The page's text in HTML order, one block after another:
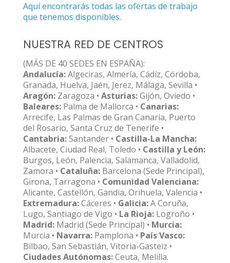
Aquí encontrarás todas las ofertas de trabajo
que tenemos disponibles.
NUESTRA RED DE CENTROS
(MÁS DE 40 SEDES EN ESPAÑA):
Andalucía:Algeciras, Almería, Cádiz, Córdoba,
Granada, Huelva, Jaén, Jerez, Málaga, Sevilla •
Aragón: Zaragoza • Asturias:Gijón, Oviedo •
Baleares: Palma de Mallorca • Canarias:
Arrecife, Las Palmas de Gran Canaria, Puerto
del Rosario, Santa Cruz de Tenerife •
Cantabria:Santander • Castilla-La Mancha:
Albacete, Ciudad Real, Toledo • Castilla y León:
Burgos, León, Palencia, Salamanca, Valladolid,
Zamora • Cataluña: Barcelona (Sede Principal),
Girona, Tarragona • Comunidad Valenciana:
Alicante, Castellón, Gandia, Orihuela, Valencia •
Extremadura:Cáceres • Galicia:A Coruña,
Lugo, Santiago de Vigo • La Rioja: Logroño •
Madrid: Madrid (Sede Principal) • Murcia:
Murcia • Navarra: Pamplona • País Vasco:
Bilbao, San Sebastián, Vitoria-Gasteiz •
Ciudades Autónomas:Ceuta, Melilla.